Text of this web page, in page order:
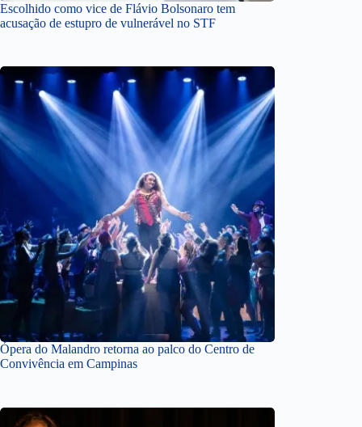
Escolhido como vice de Flávio Bolsonaro tem
acusação de estupro de vulnerável no STF
Ópera do Malandro retorna ao palco do Centro de
Convivência em Campinas